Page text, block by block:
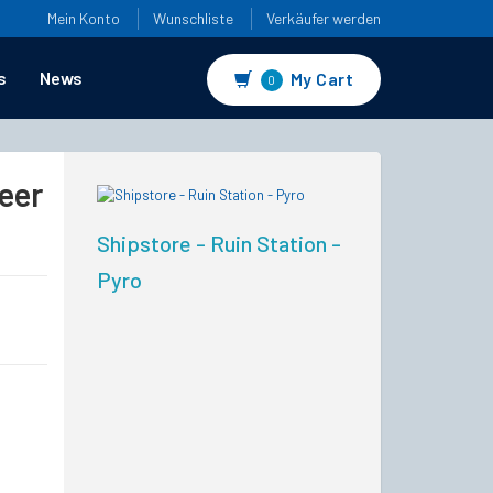
Mein Konto Wunschliste Verkäufer werden
News 0 My Cart
Shipstore - Ruin Station -
Pyro